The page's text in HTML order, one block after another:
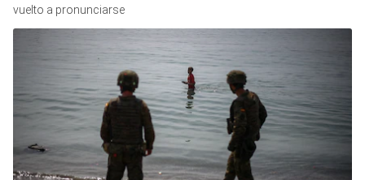
vuelto a pronunciarse